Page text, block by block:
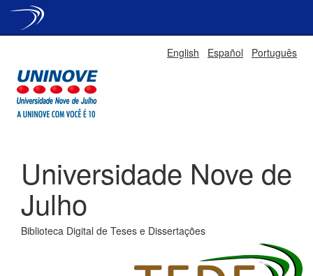
English Español Português
Universidade Nove de
Julho
Biblioteca Digital de Teses e Dissertações